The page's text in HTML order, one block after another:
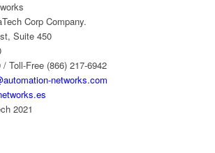
Corp Company.
Suite 450
Toll-Free (866) 217-6942
networks.com
2021